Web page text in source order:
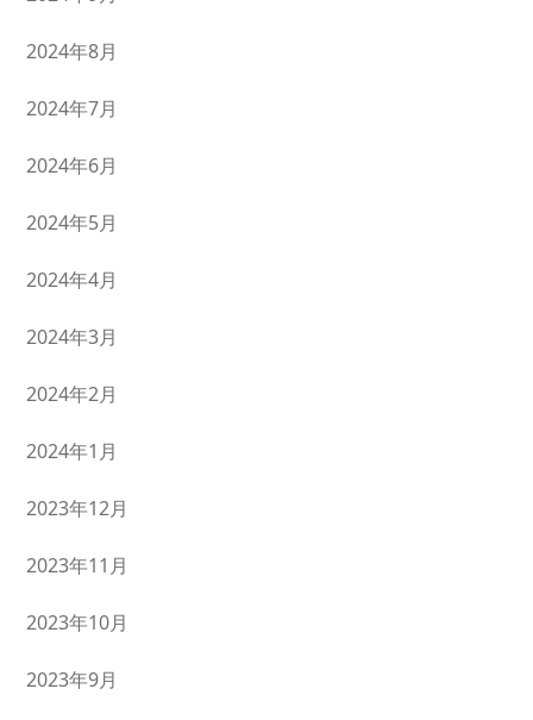
2024年8月
2024年7月
2024年6月
2024年5月
2024年4月
2024年3月
2024年2月
2024年1月
2023年12月
2023年11月
2023年10月
2023年9月